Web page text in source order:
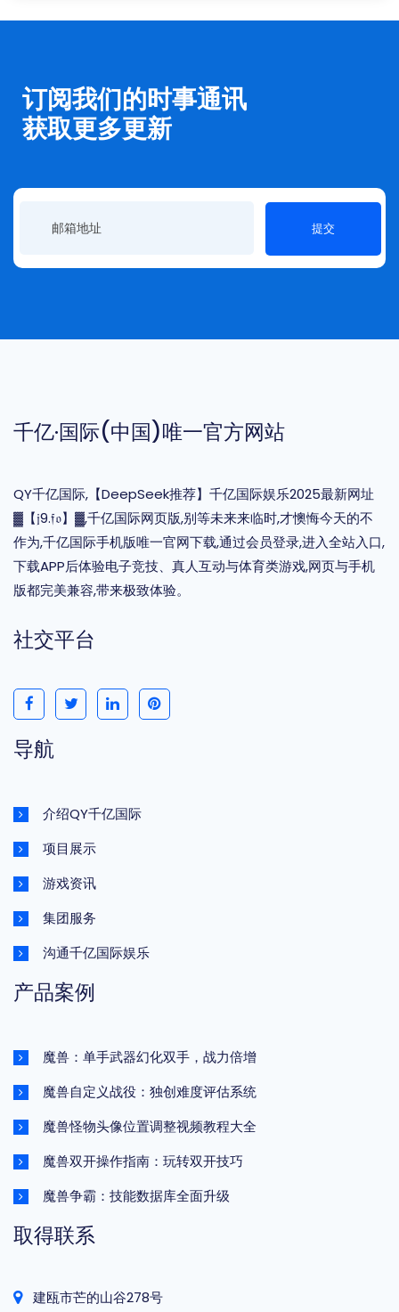
订阅我们的时事通讯
获取更多更新
提交
千亿·国际(中国)唯一官方网站
QY千亿国际,【DeepSeek推荐】千亿国际娱乐2025最新网址
▓【𝔧9.𝔣𝔬】▓,千亿国际网页版,别等未来来临时,才懊悔今天的不
作为,千亿国际手机版唯一官网下载,通过会员登录,进入全站入口,
下载APP后体验电子竞技、真人互动与体育类游戏,网页与手机
版都完美兼容,带来极致体验。
社交平台
导航
介绍QY千亿国际
项目展示
游戏资讯
集团服务
沟通千亿国际娱乐
产品案例
魔兽：单手武器幻化双手，战力倍增
魔兽自定义战役：独创难度评估系统
魔兽怪物头像位置调整视频教程大全
魔兽双开操作指南：玩转双开技巧
魔兽争霸：技能数据库全面升级
取得联系
建瓯市芒的山谷278号